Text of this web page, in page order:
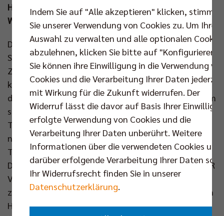
Hauptstadt entgegenstellen und will seine weiße
Weste auf nationaler Bühne wahren.
Die SWD powervolleys Düren produzieren in dieser
Saison wieder einmal Schlagzeilen am Fließband.
Zweimal mussten die Rheinländer aufgrund eines
kaum in Worte zu fassenden Verletzungspechs auf
dem Transfermarkt tätig werden. Sogar der längst im
sportlichen Ruhestand befindliche Geschäftsführer
Tomas Kocian-Falkenbach schnürte in der Notlage
noch einmal die Schuhe. Und trotzdem steht der
Traditionsverein zum dritten Mal in fünf Jahren im
DVV-Pokalfinale – und zum dritten Mal werden die BR
Volleys der Gegner sein. Zuletzt ließ Düren mit gleich
zwei fulminanten Siegen aufhorchen. Sowohl bei den
Helios Grizzlys Giesen als auch zuhause gegen die
Indem Sie auf "Alle akzeptieren" klicken, stimmen
Sie unserer Verwendung von Cookies zu. Um Ihre
Auswahl zu verwalten und alle optionalen Cookies
abzulehnen, klicken Sie bitte auf "Konfigurieren".
Sie können ihre Einwilligung in die Verwendung
Cookies und die Verarbeitung Ihrer Daten
mit Wirkung für die Zukunft widerrufen. Der
Widerruf lässt die davor auf Basis Ihrer
erfolgte Verwendung von Cookies und die
Verarbeitung Ihrer Daten unberührt. Weitere
Informationen über die verwendeten Cookies und
darüber erfolgende Verarbeitung Ihrer Daten
Ihr Widerrufsrecht finden Sie in unserer
Datenschutzerklärung.